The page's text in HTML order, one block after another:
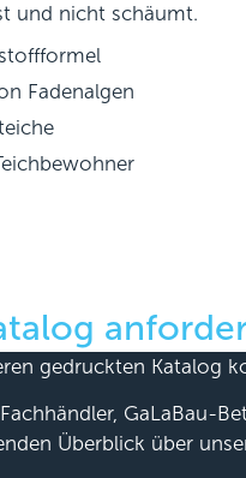
und nicht schäumt.
Fadenalgen
gedruckten Katalog
GaLaBau-
Überblick über